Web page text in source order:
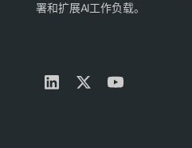
署和扩展AI工作负载。